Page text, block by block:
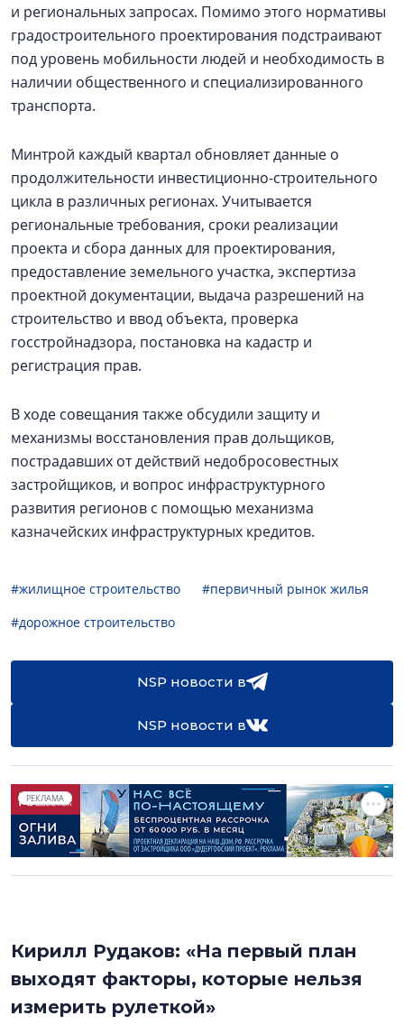
и региональных запросах. Помимо этого нормативы
градостроительного проектирования подстраивают
под уровень мобильности людей и необходимость в
наличии общественного и специализированного
транспорта.
Минтрой каждый квартал обновляет данные о
продолжительности инвестиционно-строительного
цикла в различных регионах. Учитывается
региональные требования, сроки реализации
проекта и сбора данных для проектирования,
предоставление земельного участка, экспертиза
проектной документации, выдача разрешений на
строительство и ввод объекта, проверка
госстройнадзора, постановка на кадастр и
регистрация прав.
В ходе совещания также обсудили защиту и
механизмы восстановления прав дольщиков,
пострадавших от действий недобросовестных
застройщиков, и вопрос инфраструктурного
развития регионов с помощью механизма
казначейских инфраструктурных кредитов.
#жилищное строительство
#первичный рынок жилья
#дорожное строительство
NSP новости в
NSP новости в
РЕКЛАМА
Кирилл Рудаков: «На первый план
выходят факторы, которые нельзя
измерить рулеткой»